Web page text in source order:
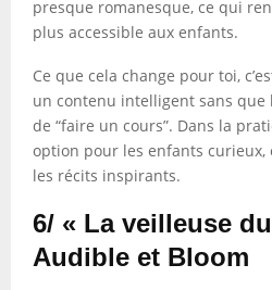
presque romanesque, ce qui
plus accessible aux enfants.
Ce que cela change pour toi,
un contenu intelligent sans que
de “faire un cours”. Dans la
option pour les enfants
les récits inspirants.
6/ « La veilleuse
Audible et Bloom